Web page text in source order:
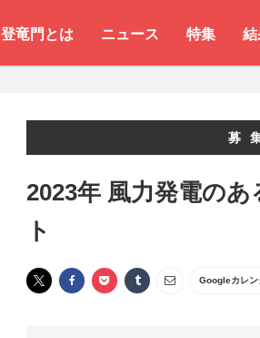
登竜門とは ニュース 特集 結
募
2023年 風力発電の
ト
Googleカレン